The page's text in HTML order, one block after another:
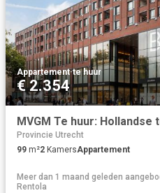
Appartement·te huur
€ 2.354
MVGM Te huur:
Provincie Utrecht
99 m²2 KamersAppartement
Meer dan 1 maand geleden
Rentola